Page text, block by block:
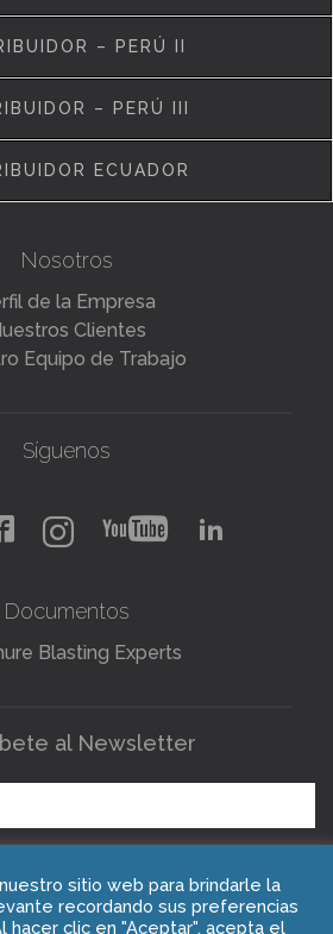
– PERÚ II
– PERÚ III
ECUADOR
Nosotros
de la Empresa
Clientes
Equipo de Trabajo
Síguenos
Documentos
Blasting Experts
al Newsletter
ENVIARsitio web para brindarle la
recordando sus preferencias
hacer clic en "Aceptar", acepta el